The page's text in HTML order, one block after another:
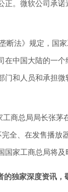
正。微软公司承
断法》规定，国
在中国大陆的一
门和人员和承担
工商总局局长张
全、在发售播放
国家工商总局将及
的独家深度资讯